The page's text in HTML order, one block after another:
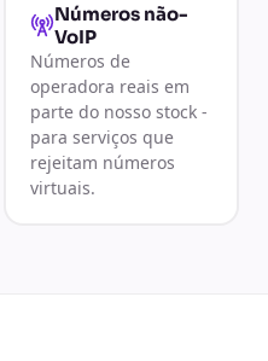
Números não-
VoIP
Números de
operadora reais em
parte do nosso stock -
para serviços que
rejeitam números
virtuais.